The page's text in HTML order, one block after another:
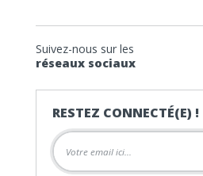
Suivez-nous sur les
réseaux sociaux
RESTEZ CONNECTÉ(E) !